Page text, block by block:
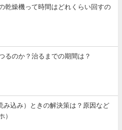
乾燥機って時間はどれくらい回すの
るのか？治るまでの期間は？
み込み）ときの解決策は？原因など
）